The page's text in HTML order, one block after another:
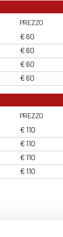
PREZZO
€ 60
€ 60
€ 60
€ 60
PREZZO
€ 110
€ 110
€ 110
€ 110